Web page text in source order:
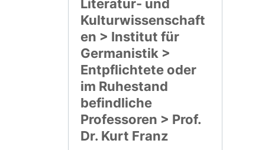
Literatur- und
Kulturwissenschaft
en > Institut für
Germanistik >
Entpflichtete oder
im Ruhestand
befindliche
Professoren > Prof.
Dr. Kurt Franz